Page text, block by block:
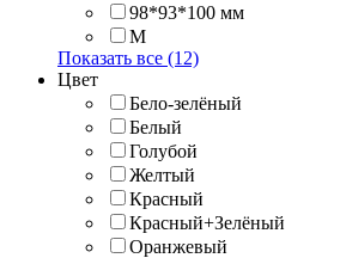
98*93*100 мм
M
Показать все (12)
Цвет
Бело-зелёный
Белый
Голубой
Желтый
Красный
Красный+Зелёный
Оранжевый